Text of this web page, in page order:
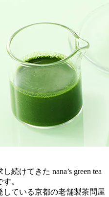
続けてきた nana’s green tea
。
ている京都の老舗製茶問屋